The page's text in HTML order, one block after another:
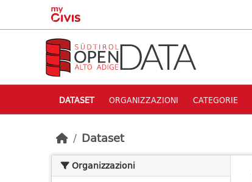
Skip to main content
DATASET ORGANIZZAZIONI CATEGORIE
Dataset
Organizzazioni